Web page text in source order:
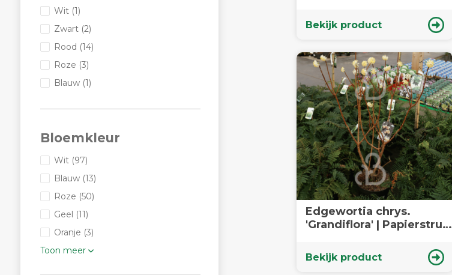
Wit (1)
Zwart (2)
Rood (14)
Roze (3)
Blauw (1)
Bloemkleur
Wit (97)
Blauw (13)
Roze (50)
Geel (11)
Oranje (3)
Toon meer
Bekijk product
Edgewortia chrys.
'Grandiflora' | Papierstruik
Bekijk product